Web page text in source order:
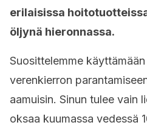
erilaisissa
öljynä hieronnassa.
Suosittelemme
verenkierron
aamuisin. Sinun tulee vain
oksaa kuumassa vedessä